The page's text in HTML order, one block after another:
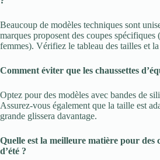
Beaucoup de modèles techniques sont
marques proposent des coupes spécifiques
femmes). Vérifiez le tableau des tailles et
Comment éviter que les chaussettes
Optez pour des modèles avec bandes de
Assurez-vous également que la taille est
grande glissera davantage.
Quelle est la meilleure matière pour des
d’été ?